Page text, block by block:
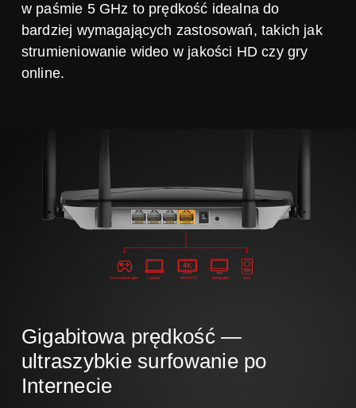
w paśmie 5 GHz to prędkość idealna do
bardziej wymagających zastosowań, takich jak
strumieniowanie wideo w jakości HD czy gry
online.
Konsola do gier Laptop 4K HDTV Komputer Nas
Gigabitowa prędkość —
ultraszybkie surfowanie po
Internecie